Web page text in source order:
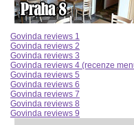
Govinda reviews 1
Govinda reviews 2
Govinda reviews 3
Govinda reviews 4 (recenze
Govinda reviews 5
Govinda reviews 6
Govinda reviews 7
Govinda reviews 8
Govinda reviews 9